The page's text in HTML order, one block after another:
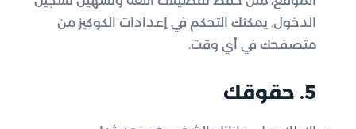
الدخول. يمكنك التحكم في إعدادات الكوكيز من
متصفحك في أي وقت.
5. حقوقك